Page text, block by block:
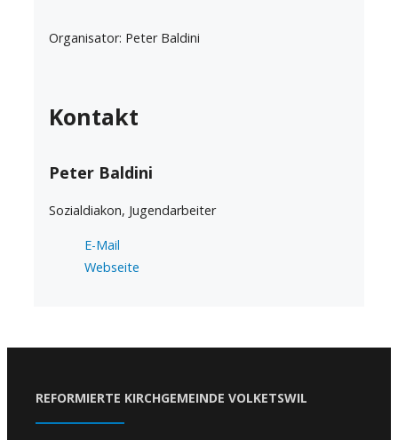
Organisator: Peter Baldini
Kontakt
Peter Baldini
Sozialdiakon, Jugendarbeiter
E-Mail
Webseite
REFORMIERTE KIRCHGEMEINDE VOLKETSWIL